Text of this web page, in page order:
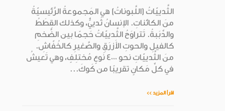
الثَّدييّاتُ (اللَّبوناتُ) هي المَجموعةُ الرَّئيسيّةُ
منَ الكائناتِ. الإنسانُ ثَدييٌّ، وكذلك القِطَطُ
والدِّبَبةُ. تَتراوَحُ الثَّدييّاتُ حَجمًا بين الضَّخمِ
كالفيلِ والحوتِ الأَزرَقِ والصَّغيرِ كالخُفّاشِ.
منَ الثَّدييّاتِ نحو 4000 نَوعٍ مُختلِفٍ، وهي تَعيشُ
في كلِّ مَكانٍ تقريبًا من كَوكَ...
اقرأ المزيد >>